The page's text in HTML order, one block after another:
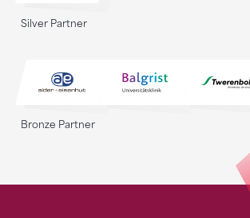
Silver Partner
Bronze Partner